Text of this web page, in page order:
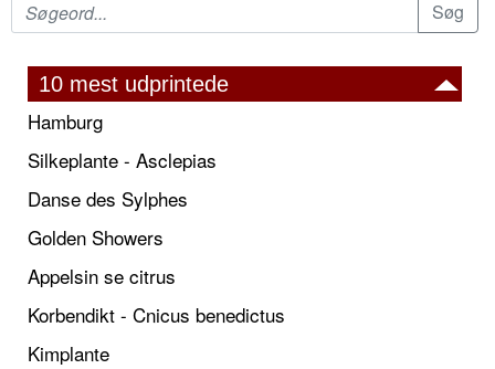
10 mest udprintede
Hamburg
Silkeplante - Asclepias
Danse des Sylphes
Golden Showers
Appelsin se citrus
Korbendikt - Cnicus benedictus
Kimplante